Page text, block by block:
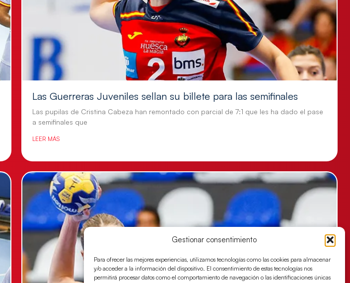
Gestionar consentimiento
Para ofrecer las mejores experiencias, utilizamos tecnologías como las cookies para almacenar
y/o acceder a la información del dispositivo. El consentimiento de estas tecnologías nos
permitirá procesar datos como el comportamiento de navegación o las identificaciones únicas
Las Guerreras Juveniles sellan su billete para las semifinales
Las pupilas de Cristina Cabeza han remontado con parcial de 7:1 que les ha dado el pase
a semifinales que
LEER MÁS